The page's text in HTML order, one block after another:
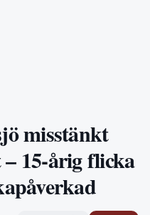
misstänkt
15-årig flicka